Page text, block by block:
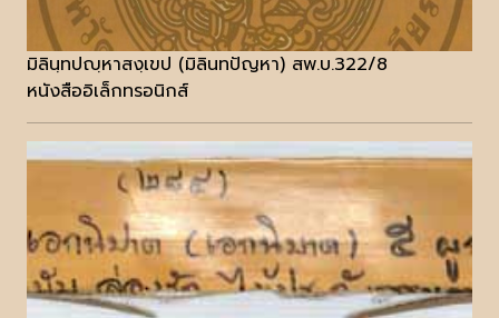
มิลินฺทปญฺหาสงฺเขป (มิลินทปัญหา) สพ.บ.322/8
หนังสืออิเล็กทรอนิกส์